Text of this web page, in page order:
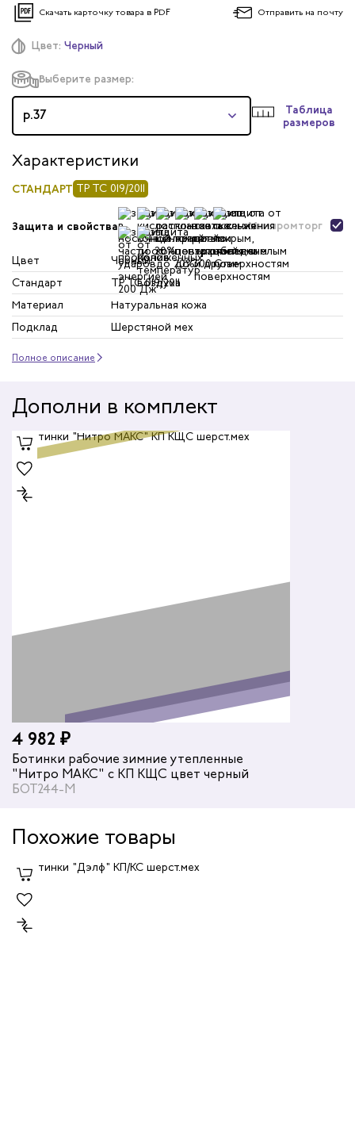
Цвет: Черный
Выберите размер:
р.37
Таблица
размеров
Характеристики
СТАНДАРТ ТР ТС 019/2011
Защита и свойства Минпромторг
Цвет
Черный
Стандарт
ТР ТС 019/2011
Материал
Натуральная кожа
Подклад
Шерстяной мех
Полное описание
Скачать карточку товара в PDF Отправить на почту
Дополни в комплект
4 982 ₽
Ботинки рабочие зимние утепленные
"Нитро МАКС" с КП КЩС цвет черный
БОТ244-М
Похожие товары